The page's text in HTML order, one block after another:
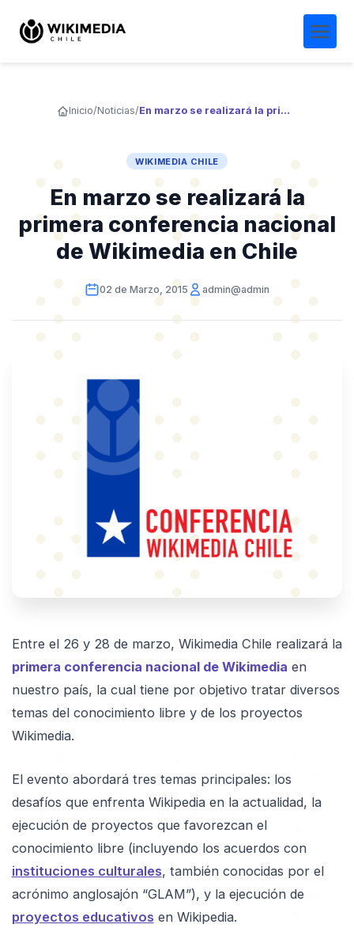
Inicio/Noticias/ En marzo se realizará la primera conferencia nacional de Wikimedia en Chile
WIKIMEDIA CHILE
En marzo se realizará la
primera conferencia nacional
de Wikimedia en Chile
02 de Marzo, 2015 admin@admin
Entre el 26 y 28 de marzo, Wikimedia Chile realizará la
primera conferencia nacional de Wikimedia en
nuestro país, la cual tiene por objetivo tratar diversos
temas del conocimiento libre y de los proyectos
Wikimedia.
El evento abordará tres temas principales: los
desafíos que enfrenta Wikipedia en la actualidad, la
ejecución de proyectos que favorezcan el
conocimiento libre (incluyendo los acuerdos con
instituciones culturales, también conocidas por el
acrónimo anglosajón “GLAM”), y la ejecución de
proyectos educativos en Wikipedia.